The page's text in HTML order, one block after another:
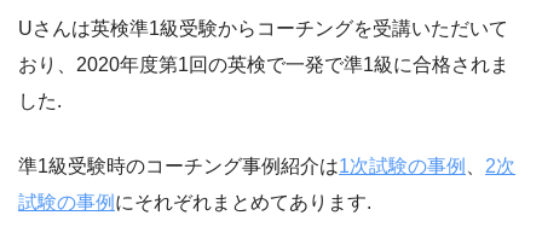
Uさんは英検準1級受験からコーチングを受講いただいて
おり、2020年度第1回の英検で一発で準1級に合格されま
した.
準1級受験時のコーチング事例紹介は1次試験の事例
2次
試験の事例 にそれぞれまとめてあります.